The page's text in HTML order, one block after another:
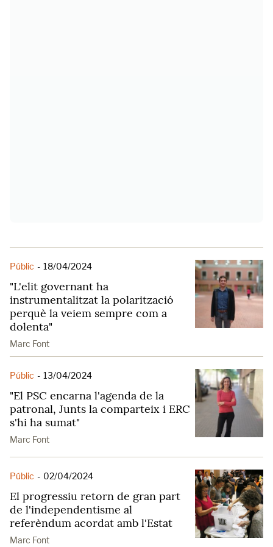
Públic - 18/04/2024
"L'elit governant ha
instrumentalitzat la polarització
perquè la veiem sempre com a
dolenta"
Marc Font
Públic - 13/04/2024
"El PSC encarna l'agenda de la
patronal, Junts la comparteix i ERC
s'hi ha sumat"
Marc Font
Públic - 02/04/2024
El progressiu retorn de gran part
de l'independentisme al
referèndum acordat amb l'Estat
Marc Font